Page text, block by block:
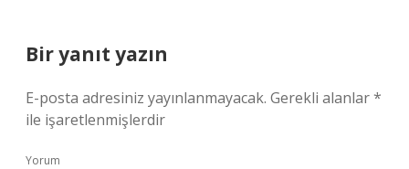
Bir yanıt yazın
E-posta adresiniz yayınlanmayacak. Gerekli alanlar*
ile işaretlenmişlerdir
Yorum